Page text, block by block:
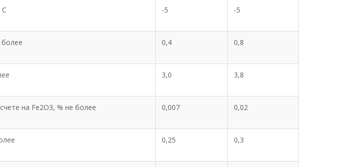
С -5 -5
0,4 0,8
3,0 3,8
на Fe2O3, % не более 0,007 0,02
0,25 0,3